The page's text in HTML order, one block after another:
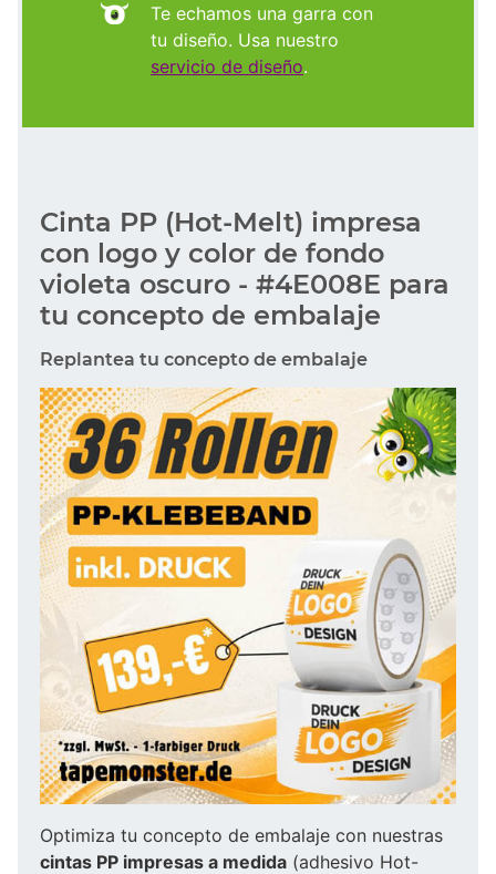
Te echamos una garra con
tu diseño. Usa nuestro
servicio de diseño.
Cinta PP (Hot-Melt) impresa
con logo y color de fondo
violeta oscuro - #4E008E para
tu concepto de embalaje
Replantea tu concepto de embalaje
Optimiza tu concepto de embalaje con nuestras
cintas PP impresas a medida (adhesivo Hot-